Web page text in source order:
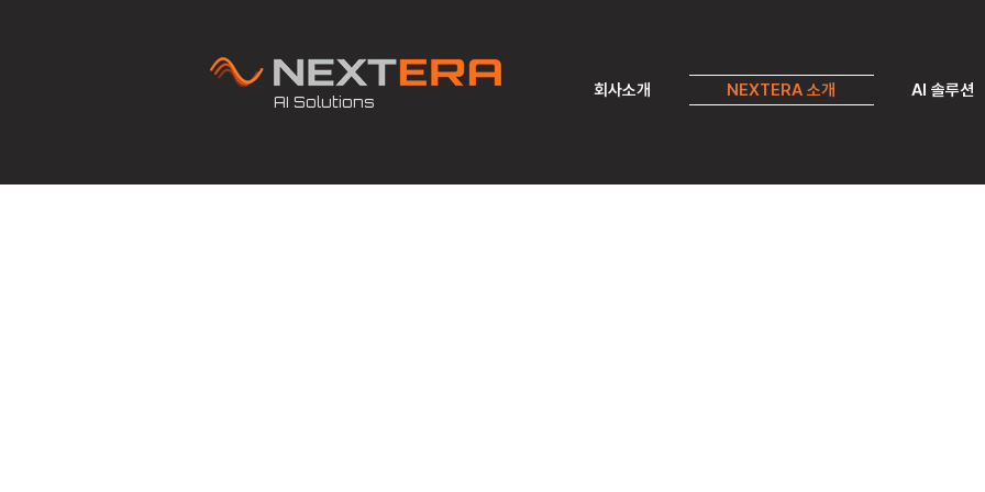
AI Solutions
회사소개 NEXTERA 소개 AI 솔루션